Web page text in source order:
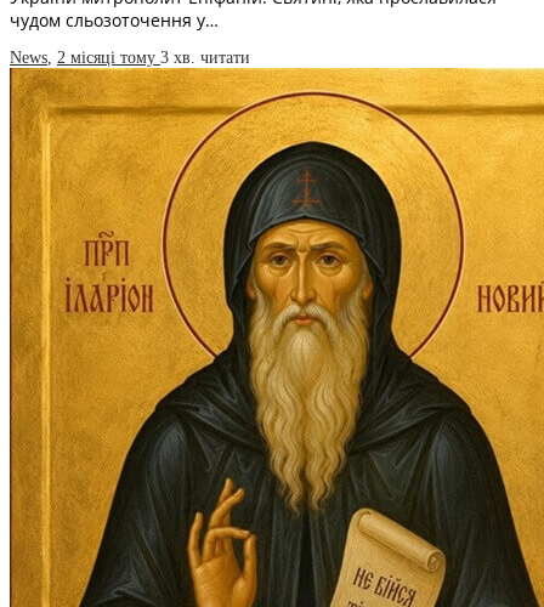
чудом сльозоточення у…
News 2 місяці тому 3 хв. читати